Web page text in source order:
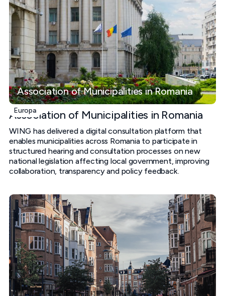
Association of Municipalities in Romania
Europa
Association of Municipalities in Romania
WING has delivered a digital consultation platform that
enables municipalities across Romania to participate in
structured hearing and consultation processes on new
national legislation affecting local government, improving
collaboration, transparency and policy feedback.